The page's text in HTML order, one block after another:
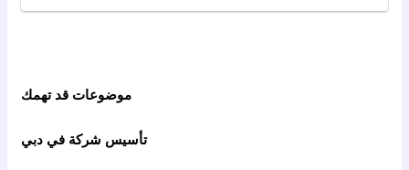
موضوعات قد تهمك
تأسيس شركة في دبي